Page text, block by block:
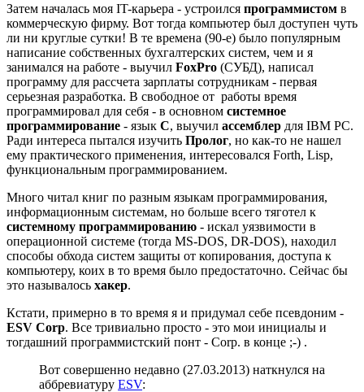
Затем началась моя IT-карьера - устроился программистом в
коммерческую фирму. Вот тогда компьютер был доступен чуть
ли ни круглые сутки! В те времена (90-е) было популярным
написание собственных бухгалтерских систем, чем и я
занимался на работе - выучил FoxPro (СУБД), написал
программу для рассчета зарплаты сотрудникам - первая
серьезная разработка. В свободное от работы время
программировал для себя - в основном системное
программирование - язык C, выучил ассемблер для IBM PC.
Ради интереса пытался изучить Пролог, но как-то не нашел
ему практического применения, интересовался Forth, Lisp,
функциональным программированием.
Много читал книг по разным языкам программирования,
информационным системам, но больше всего тяготел к
системному программированию - искал уязвимости в
операционной системе (тогда MS-DOS, DR-DOS), находил
способы обхода систем защиты от копирования, доступа к
компьютеру, коих в то время было предостаточно. Сейчас бы
это называлось хакер.
Кстати, примерно в то время я и придумал себе псевдоним -
ESV Corp. Все тривиально просто - это мои инициалы и
тогдашний программистский понт - Corp. в конце ;-) .
Вот совершенно недавно (27.03.2013) наткнулся на
аббревиатуру ESV: